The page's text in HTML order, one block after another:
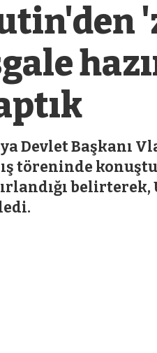
Devlet Başkanı
töreninde